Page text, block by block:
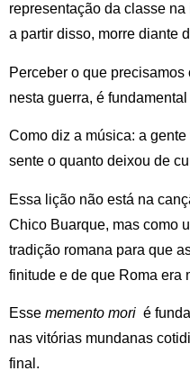
representação da classe
a partir disso, morre diante
Perceber o que
nesta guerra, é
Como diz a música: a
sente o quanto deixou de
Essa lição não está na
Chico Buarque, mas como
tradição romana para que
finitude e de que Roma era
Esse memento mori é
nas vitórias mundanas
final.